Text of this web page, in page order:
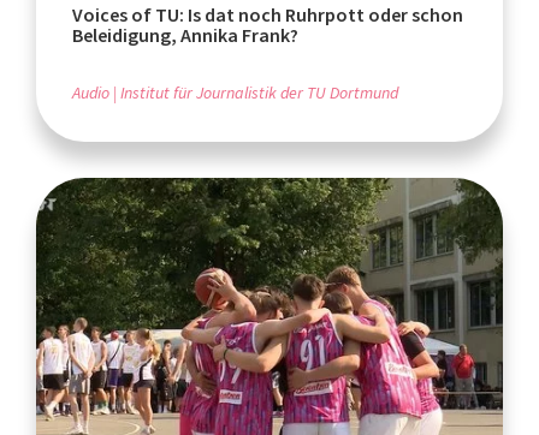
Voices of TU: Is dat noch Ruhrpott oder schon
Beleidigung, Annika Frank?
Audio Institut für Journalistik der TU Dortmund